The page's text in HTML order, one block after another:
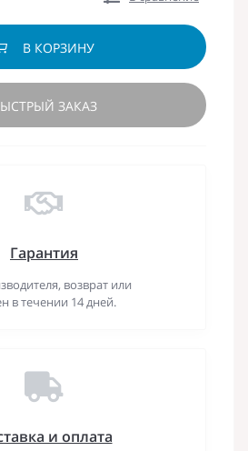
В КОРЗИНУ
ЗАКАЗ
Гарантия
возврат или
в течении 14 дней.
и оплата